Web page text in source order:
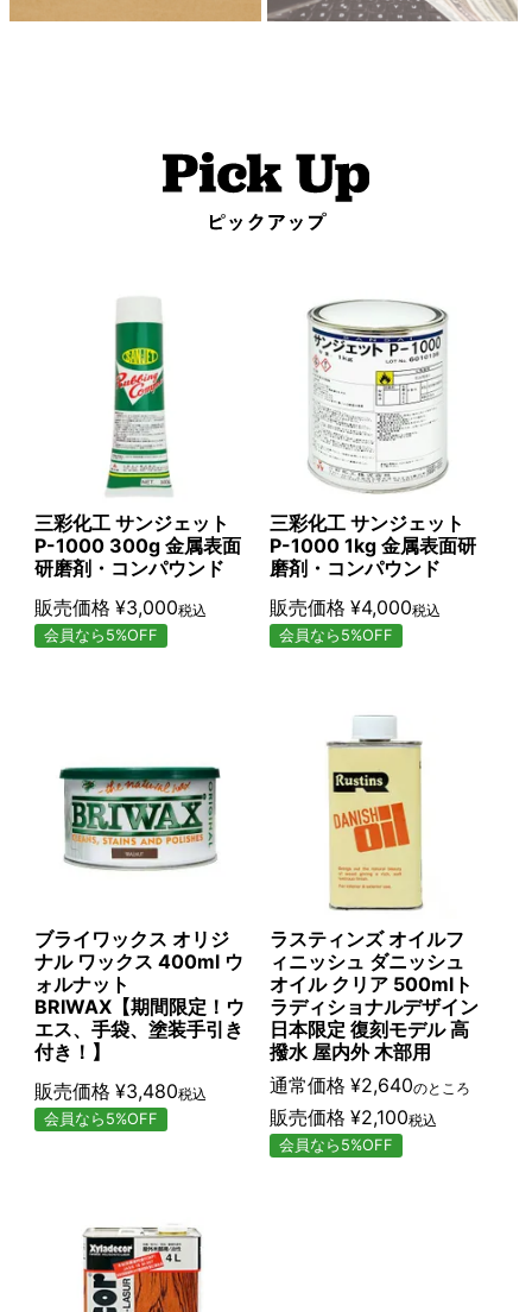
三彩化工 サンジェット
P-1000 300g 金属表面
研磨剤・コンパウンド
販売価格 ¥3,000税込
会員なら5%OFF
三彩化工 サンジェット
P-1000 1kg 金属表面研
磨剤・コンパウンド
販売価格 ¥4,000税込
会員なら5%OFF
ブライワックス オリジ
ナル ワックス 400ml ウ
ォルナット
BRIWAX【期間限定！ウ
エス、手袋、塗装手引き
付き！】
販売価格 ¥3,480税込
会員なら5%OFF
ラスティンズ オイルフ
ィニッシュ ダニッシュ
オイル クリア 500mlト
ラディショナルデザイン
日本限定 復刻モデル 高
撥水 屋内外 木部用
通常価格 ¥2,640のところ
販売価格 ¥2,100税込
会員なら5%OFF